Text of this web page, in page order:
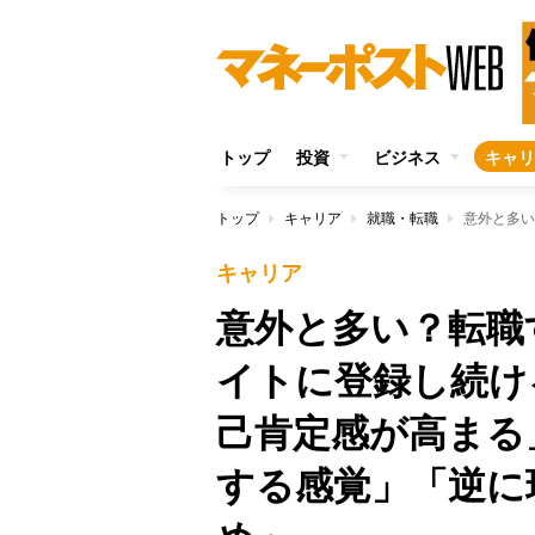
トップ 投資 ビジネス キャ
トップ キャリア 就職・転職
キャリア
意外と多い？転
イトに登録し続
己肯定感が高ま
する感覚」「逆